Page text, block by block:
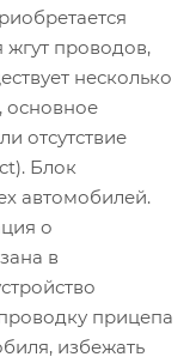
жгут проводов,
несколько
основное
отсутствие
Блок
автомобилей.
о
в
прицепа
избежать